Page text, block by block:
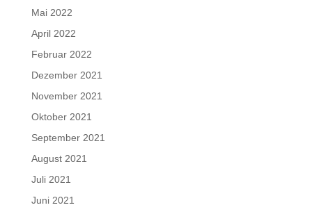
Mai 2022
April 2022
Februar 2022
Dezember 2021
November 2021
Oktober 2021
September 2021
August 2021
Juli 2021
Juni 2021